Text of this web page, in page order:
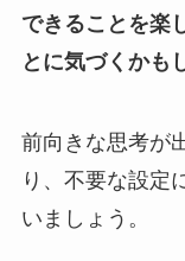
できることを楽
とに気づくかも
前向きな思考が
り、不要な設定
いましょう。